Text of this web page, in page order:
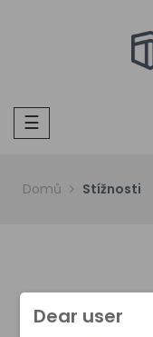
Toggle
navigation
☰
Domů Stížnosti
Dear user